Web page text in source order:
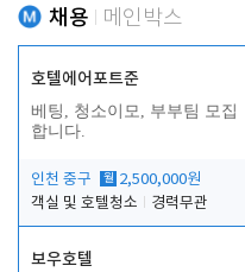
채용 메인박스
호텔에어포트준
베팅, 청소이모, 부부팀 모집
합니다.
인천 중구 월 2,500,000원
객실 및 호텔청소
경력무관
보우호텔